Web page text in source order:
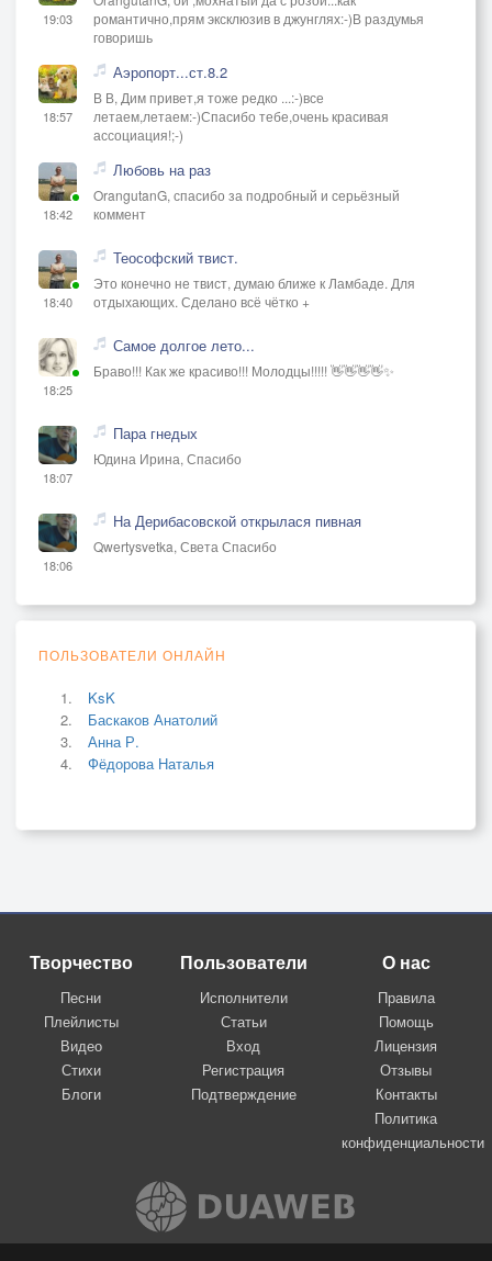
19:03
романтично,прям эксклюзив в джунглях:-)В раздумья
говоришь
18:57
Аэропорт...ст.8.2
В В, Дим привет,я тоже редко ...:-)все
летаем,летаем:-)Спасибо тебе,очень красивая
ассоциация!;-)
18:42
Любовь на раз
OrangutanG, спасибо за подробный и серьёзный
коммент
18:40
Теософский твист.
Это конечно не твист, думаю ближе к Ламбаде. Для
отдыхающих. Сделано всё чётко +
18:25
Самое долгое лето...
Браво!!! Как же красиво!!! Молодцы!!!!! 👋👋👋👋✨
18:07
Пара гнедых
Юдина Ирина, Спасибо
18:06
На Дерибасовской открылася пивная
Qwertysvetka, Света Спасибо
ПОЛЬЗОВАТЕЛИ ОНЛАЙН
KsK
Баскаков Анатолий
Анна Р.
Фёдорова Наталья
Творчество
Песни
Плейлисты
Видео
Стихи
Блоги
Пользователи
Исполнители
Статьи
Вход
Регистрация
Подтверждение
О нас
Правила
Помощь
Лицензия
Отзывы
Контакты
Политика
конфиденциальности